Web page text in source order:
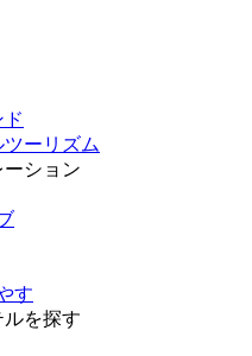
ーリズム
ション
す
ルを探す